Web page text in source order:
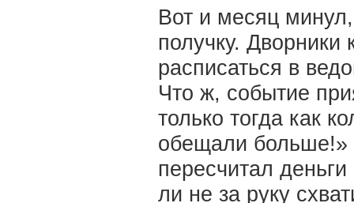
Вот и месяц
получку.
расписаться в
Что ж, событие
только тогда как
обещали больше!»
пересчитал
ли не за руку